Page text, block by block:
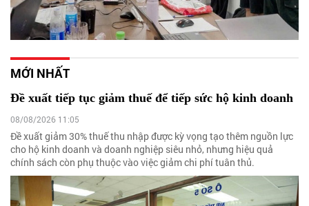
MỚI NHẤT
Đề xuất tiếp tục giảm thuế để tiếp sức hộ kinh doanh
08/08/2026 11:05
Đề xuất giảm 30% thuế thu nhập được kỳ vọng tạo thêm nguồn lực
cho hộ kinh doanh và doanh nghiệp siêu nhỏ, nhưng hiệu quả
chính sách còn phụ thuộc vào việc giảm chi phí tuân thủ.